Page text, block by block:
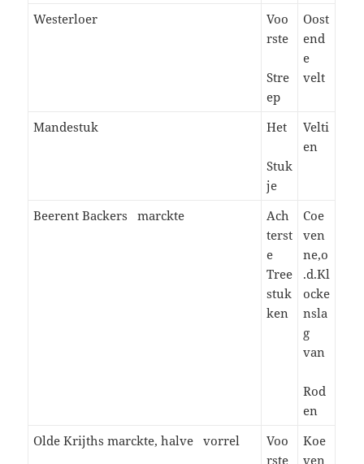
Westerloer
Voo
rste
Stre
ep
Oost
end
e
velt
Mandestuk Het
Stuk
je
Velti
en
Beerent Backers marckte
Ach
terst
e
Tree
stuk
ken
Coe
ven
ne,o
.d.Kl
ocke
nsla
g
van
Rod
en
Olde Krijths marckte, halve vorrel
Voo
rste
Koe
ven